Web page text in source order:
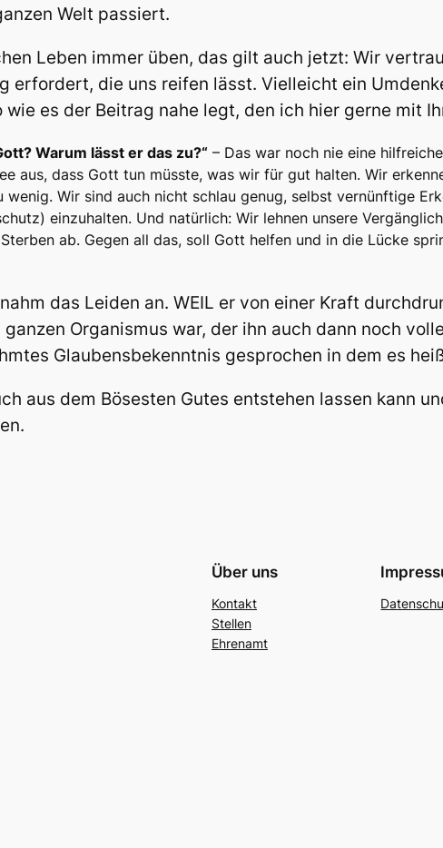
Welt passiert.
Leben immer üben, das gilt auch jetzt: Wir
erfordert, die uns reifen lässt. Vielleicht ein
es der Beitrag nahe legt, den ich hier gerne mit
Warum lässt er das zu?“ – Das war noch nie eine
aus, dass Gott tun müsste, was wir für gut halten. Wir
wenig. Wir sind auch nicht schlau genug, selbst vernünftige
einzuhalten. Und natürlich: Wir lehnen unsere
ab. Gegen all das, soll Gott helfen und in die Lücke
das Leiden an. WEIL er von einer Kraft
Organismus war, der ihn auch dann noch
Glaubensbekenntnis gesprochen in dem es
aus dem Bösesten Gutes entstehen lassen kann
Über uns
Kontakt
Stellen
Ehrenamt